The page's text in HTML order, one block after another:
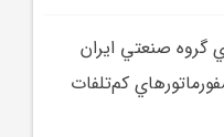
گروه صنعتي ايران
کم‌تلفات